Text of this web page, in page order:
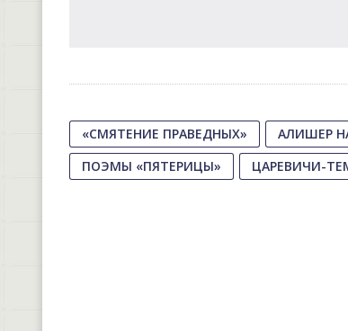
«СМЯТЕНИЕ ПРАВЕДНЫХ» АЛИШЕР
ПОЭМЫ «ПЯТЕРИЦЫ»
ЦАРЕВИЧИ-